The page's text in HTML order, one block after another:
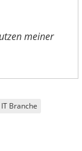
meiner
IT Branche